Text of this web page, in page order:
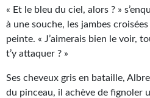
Sans DRM
BIFROST
Tous les numéros
En numérique
« Et le bleu du ciel, alors ? »
à une souche, les jambes
peinte. « J’aimerais bien le voir,
t’y attaquer ? »
Ses cheveux gris en bataille,
du pinceau, il achève de fignoler